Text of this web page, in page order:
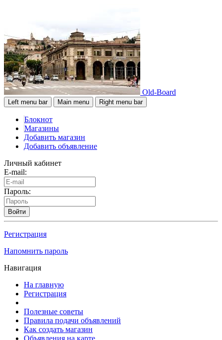
Old-Board
Left menu bar Main menu Right menu bar
Блокнот
Магазины
Добавить магазин
Добавить объявление
Личный кабинет
E-mail:
Пароль:
Войти
Регистрация
Напомнить пароль
Навигация
На главную
Регистрация
Полезные советы
Правила подачи объявлений
Как создать магазин
Объявления на карте